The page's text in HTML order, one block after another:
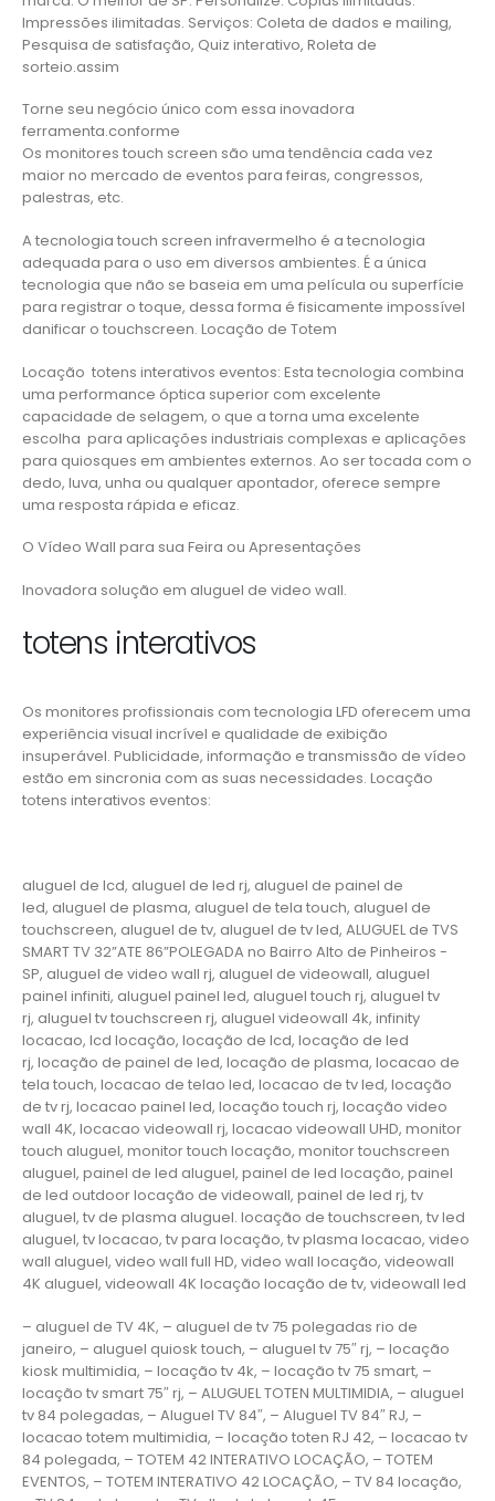
Impressões ilimitadas. Serviços: Coleta de dados e mailing,
Pesquisa de satisfação, Quiz interativo, Roleta de
sorteio.assim
Torne seu negócio único com essa inovadora
ferramenta.conforme
Os monitores touch screen são uma tendência cada vez
maior no mercado de eventos para feiras, congressos,
palestras, etc.
A tecnologia touch screen infravermelho é a tecnologia
adequada para o uso em diversos ambientes. É a única
tecnologia que não se baseia em uma película ou superfície
para registrar o toque, dessa forma é fisicamente impossível
danificar o touchscreen. Locação de Totem
Locação totens interativos eventos: Esta tecnologia combina
uma performance óptica superior com excelente
capacidade de selagem, o que a torna uma excelente
escolha para aplicações industriais complexas e aplicações
para quiosques em ambientes externos. Ao ser tocada com o
dedo, luva, unha ou qualquer apontador, oferece sempre
uma resposta rápida e eficaz.
O Vídeo Wall para sua Feira ou Apresentações
Inovadora solução em aluguel de video wall.
totens interativos
Os monitores profissionais com tecnologia LFD oferecem uma
experiência visual incrível e qualidade de exibição
insuperável. Publicidade, informação e transmissão de vídeo
estão em sincronia com as suas necessidades. Locação
totens interativos eventos:
aluguel de lcd, aluguel de led rj, aluguel de painel de
led, aluguel de plasma, aluguel de tela touch, aluguel de
touchscreen, aluguel de tv, aluguel de tv led, ALUGUEL de TVS
SMART TV 32”ATE 86”POLEGADA no Bairro‎ Alto de Pinheiros‎ -
SP, aluguel de video wall rj, aluguel de videowall, aluguel
painel infiniti, aluguel painel led, aluguel touch rj, aluguel tv
rj, aluguel tv touchscreen rj, aluguel videowall 4k, infinity
locacao, lcd locação, locação de lcd, locação de led
rj, locação de painel de led, locação de plasma, locacao de
tela touch, locacao de telao led, locacao de tv led, locação
de tv rj, locacao painel led, locação touch rj, locação video
wall 4K, locacao videowall rj, locacao videowall UHD, monitor
touch aluguel, monitor touch locação, monitor touchscreen
aluguel, painel de led aluguel, painel de led locação, painel
de led outdoor locação de videowall, painel de led rj, tv
aluguel, tv de plasma aluguel. locação de touchscreen, tv led
aluguel, tv locacao, tv para locação, tv plasma locacao, video
wall aluguel, video wall full HD, video wall locação, videowall
4K aluguel, videowall 4K locação locação de tv, videowall led
– aluguel de TV 4K, – aluguel de tv 75 polegadas rio de
janeiro, – aluguel quiosk touch, – aluguel tv 75″ rj, – locação
kiosk multimidia, – locação tv 4k, – locação tv 75 smart, –
locação tv smart 75″ rj, – ALUGUEL TOTEN MULTIMIDIA, – aluguel
tv 84 polegadas, – Aluguel TV 84″, – Aluguel TV 84″ RJ, –
locacao totem multimidia, – locação toten RJ 42, – locacao tv
84 polegada, – TOTEM 42 INTERATIVO LOCAÇÃO, – TOTEM
EVENTOS, – TOTEM INTERATIVO 42 LOCAÇÃO, – TV 84 locação,